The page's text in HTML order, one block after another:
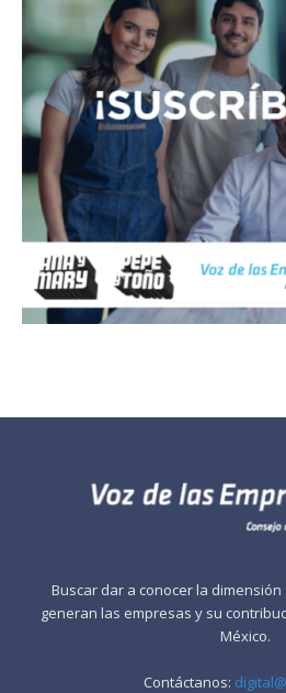
Buscar dar a conocer la
generan las empresas y su
México.
Contáctanos: